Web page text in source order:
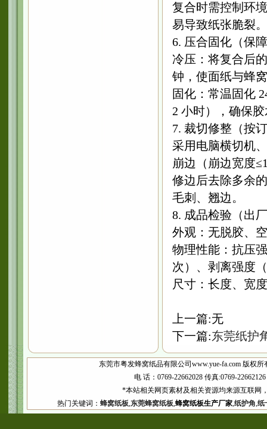
复合时需控制环
易导致纸张脆裂。
6. 压合固化（保
冷压：将复合后
钟，使面纸与蜂
固化：常温固化
2 小时），确保
7. 裁切修整（按
采用电脑横切机
崩边（崩边宽度
修边后去除多余
毛刺、翘边。
8. 成品检验（出
外观：无脱胶、
物理性能：抗压
次）、剥离强度
尺寸：长度、宽
上一篇:无
下一篇:东莞纸护
东莞市粤发蜂窝纸品有限公司www.yue-fa.com 版权
电 话：0769-22662028 传真:0769-
*本站相关网页素材及相关资源均来源互联网
热门关键词： 蜂窝纸板,东莞蜂窝纸板,蜂窝纸板生产厂家,纸护角,纸